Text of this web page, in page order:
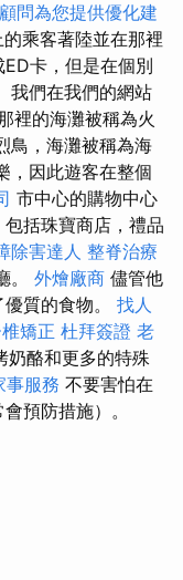
問為您提供優化建
乘客著陸並在那裡
卡，但是在個別
我們在我們的網站
裡的海灘被稱為火
鳥，海灘被稱為海
，因此遊客在整個
市中心的購物中心
括珠寶商店，禮品
除害達人 整脊治療
。 外燴廠商 儘管他
質的食物。 找人
矯正 杜拜簽證 老
奶酪和更多的特殊
事服務 不要害怕在
預防措施）。